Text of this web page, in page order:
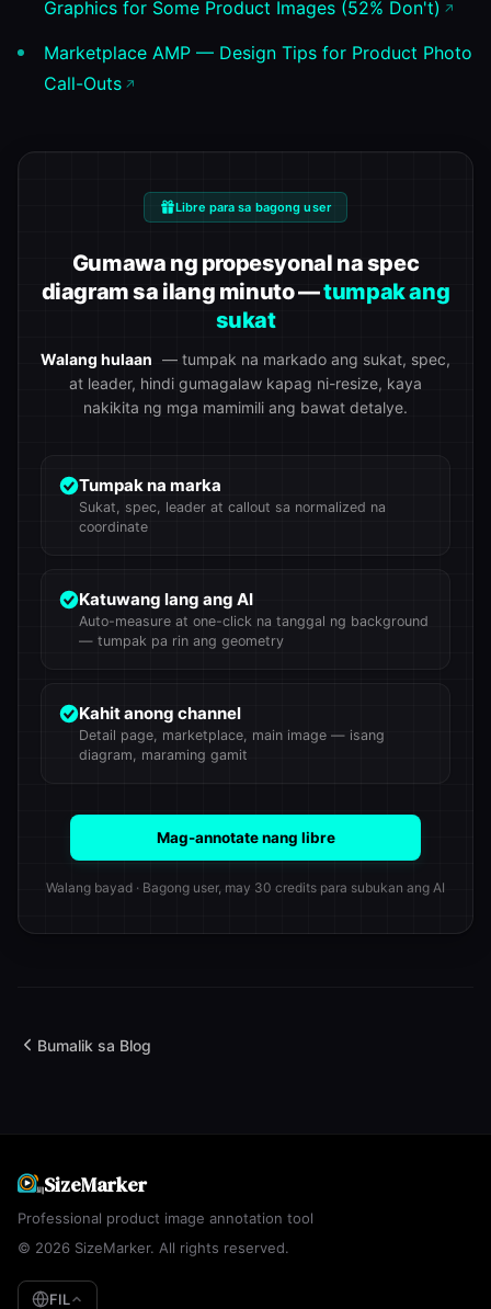
Graphics for Some Product Images (52% Don't)
Marketplace AMP — Design Tips for Product Photo
Call-Outs
Libre para sa bagong user
Gumawa ng propesyonal na spec
diagram sa ilang minuto —tumpak ang
sukat
Walang hulaan — tumpak na markado ang sukat, spec,
at leader, hindi gumagalaw kapag ni-resize, kaya
nakikita ng mga mamimili ang bawat detalye.
Tumpak na marka
Sukat, spec, leader at callout sa normalized na
coordinate
Katuwang lang ang AI
Auto-measure at one-click na tanggal ng background
— tumpak pa rin ang geometry
Kahit anong channel
Detail page, marketplace, main image — isang
diagram, maraming gamit
Mag-annotate nang libre
Walang bayad · Bagong user, may 30 credits para subukan ang AI
Bumalik sa Blog
SizeMarker
Professional product image annotation tool
© 2026 SizeMarker. All rights reserved.
FIL